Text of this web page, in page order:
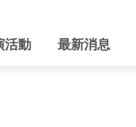
活動 最新消息